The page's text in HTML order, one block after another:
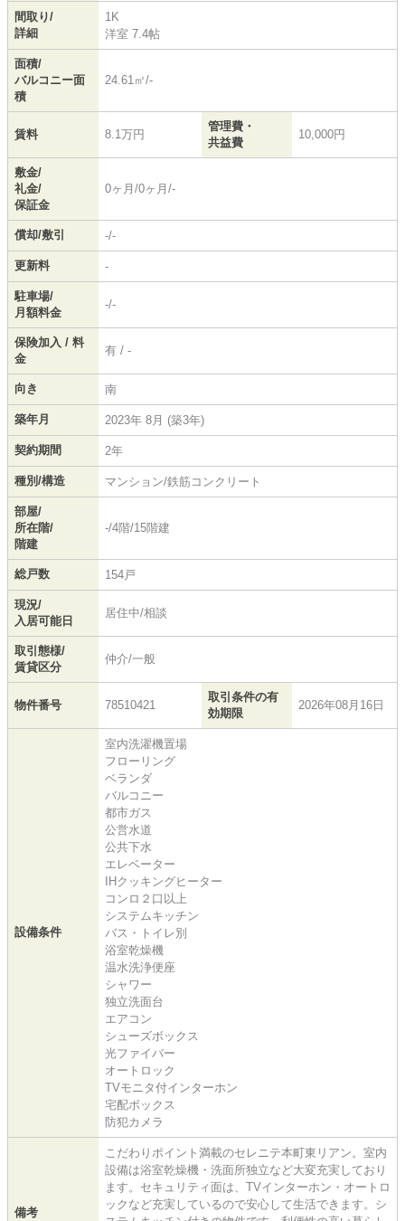
間取り/
詳細
1K
洋室 7.4帖
面積/
バルコニー面
積
24.61㎡/-
賃料 8.1万円
管理費・
共益費
10,000円
敷金/
礼金/
保証金
0ヶ月/0ヶ月/-
償却/敷引 -/-
更新料 -
駐車場/
月額料金
-/-
保険加入 / 料
金
有 / -
向き 南
築年月 2023年 8月 (築3年)
契約期間 2年
種別/構造 マンション/鉄筋コンクリート
部屋/
所在階/
階建
-/4階/15階建
総戸数 154戸
現況/
入居可能日
居住中/相談
取引態様/
賃貸区分
仲介/一般
物件番号 78510421
取引条件の有
効期限
2026年08月16日
設備条件
室内洗濯機置場
フローリング
ベランダ
バルコニー
都市ガス
公営水道
公共下水
エレベーター
IHクッキングヒーター
コンロ２口以上
システムキッチン
バス・トイレ別
浴室乾燥機
温水洗浄便座
シャワー
独立洗面台
エアコン
シューズボックス
光ファイバー
オートロック
TVモニタ付インターホン
宅配ボックス
防犯カメラ
備考
こだわりポイント満載のセレニテ本町東リアン。室内
設備は浴室乾燥機・洗面所独立など大変充実しており
ます。セキュリティ面は、TVインターホン・オートロ
ックなど充実しているので安心して生活できます。シ